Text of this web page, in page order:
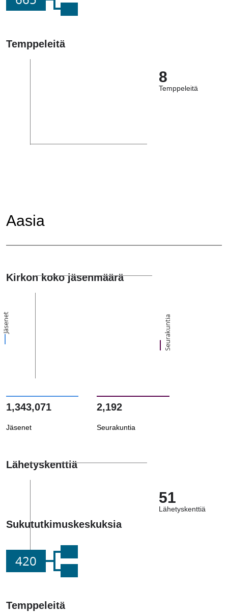
Temppeleitä
8
Temppeleitä
Aasia
Kirkon koko jäsenmäärä
Jäsenet Seurakuntia
1,343,071
Jäsenet
2,192
Seurakuntia
Lähetyskenttiä
51
Lähetyskenttiä
Sukututkimuskeskuksia
420
Temppeleitä